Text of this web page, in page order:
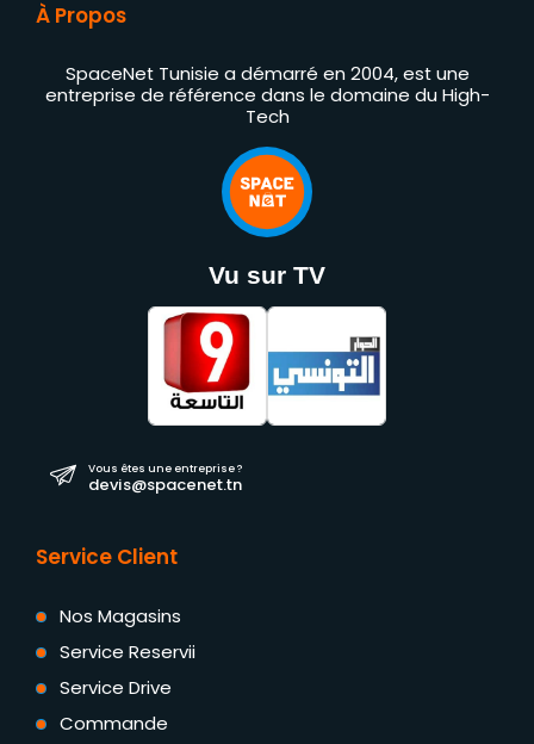
À Propos
SpaceNet Tunisie a démarré en 2004, est une
entreprise de référence dans le domaine du High-
Tech
Vu sur TV
Vous êtes une entreprise ?
devis@spacenet.tn
Service Client
Nos Magasins
Service Reservii
Service Drive
Commande